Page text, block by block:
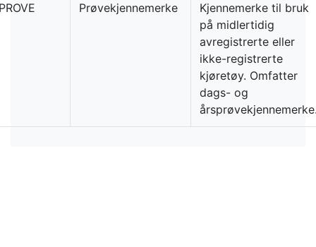
Prøvekjennemerke
Kjennemerke til bruk
på midlertidig
avregistrerte eller
ikke-registrerte
kjøretøy. Omfatter
dags- og